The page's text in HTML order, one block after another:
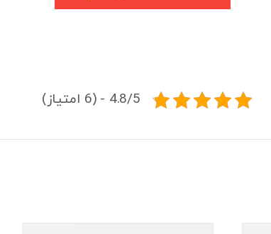
4.8/5 - (6 امتیاز)